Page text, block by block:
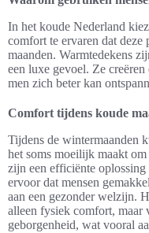
In het koude Nederland
comfort te ervaren dat deze
maanden. Warmtedekens
een luxe gevoel. Ze
men zich beter kan
Comfort tijdens koude
Tijdens de wintermaanden
het soms moeilijk maakt
zijn een efficiënte
ervoor dat mensen
aan een gezonder welzijn.
alleen fysiek comfort, maar
geborgenheid, wat vooral